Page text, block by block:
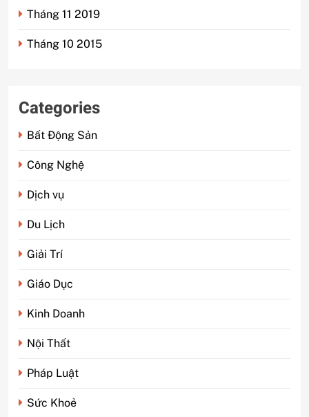
Tháng 11 2019
Tháng 10 2015
Categories
Bất Động Sản
Công Nghệ
Dịch vụ
Du Lịch
Giải Trí
Giáo Dục
Kinh Doanh
Nội Thất
Pháp Luật
Sức Khoẻ